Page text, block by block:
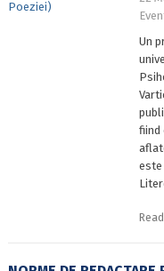
Un
fiind
este